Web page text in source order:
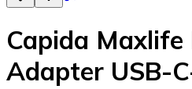
Capida
Adapter USB-